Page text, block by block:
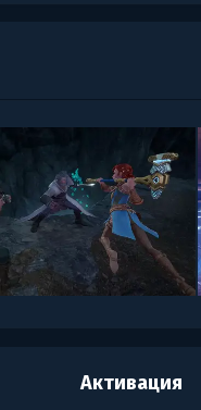
Активация